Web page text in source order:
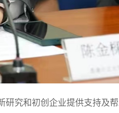
究和初创企业提供支持及